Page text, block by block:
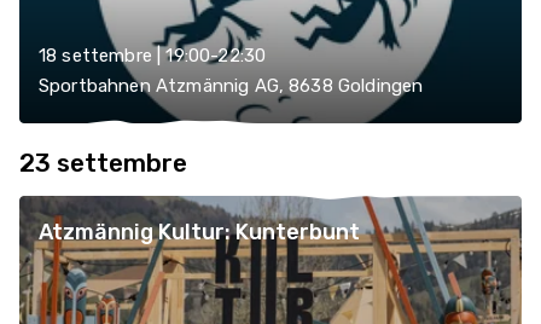
18 settembre | 19:00-22:30
Sportbahnen Atzmännig AG, 8638 Goldingen
23 settembre
Atzmännig Kultur: Kunterbunt